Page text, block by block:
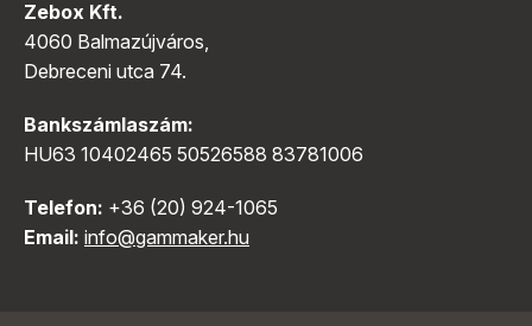
Zebox Kft.
4060 Balmazújváros,
Debreceni utca 74.
Bankszámlaszám:
HU63 10402465 50526588 83781006
Telefon: +36 (20) 924-1065
Email: info@gammaker.hu